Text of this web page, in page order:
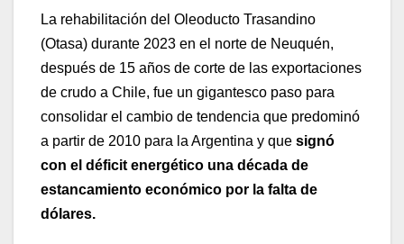
La rehabilitación del Oleoducto Trasandino
(Otasa) durante 2023 en el norte de Neuquén,
después de 15 años de corte de las exportaciones
de crudo a Chile, fue un gigantesco paso para
consolidar el cambio de tendencia que predominó
a partir de 2010 para la Argentina y que signó
con el déficit energético una década de
estancamiento económico por la falta de
dólares.